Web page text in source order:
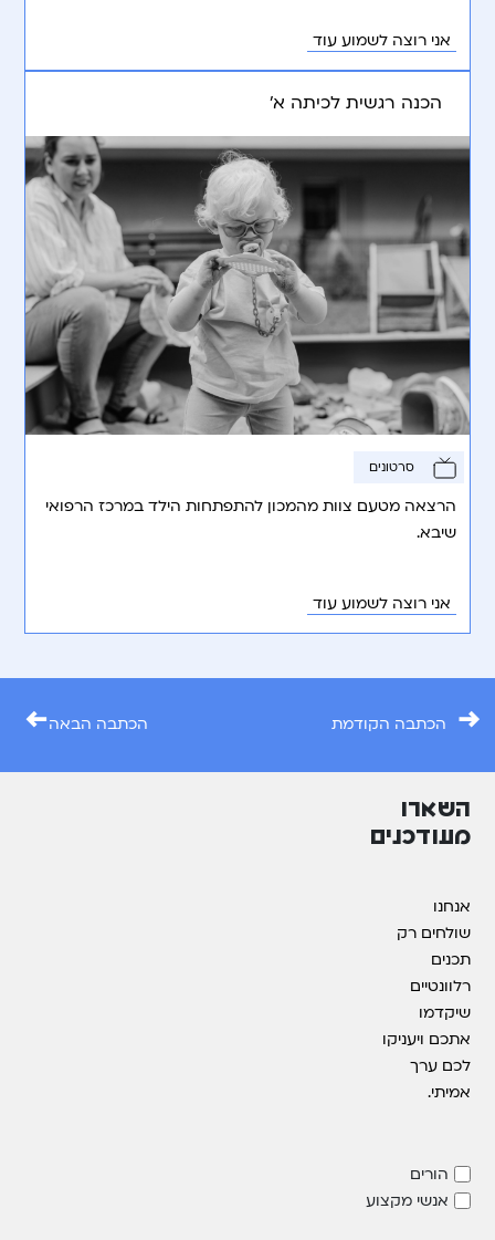
אני רוצה לשמוע עוד
הכנה רגשית לכיתה א’
סרטונים
הרצאה מטעם צוות מהמכון להתפתחות הילד במרכז הרפואי
שיבא.
אני רוצה לשמוע עוד
→ הכתבה הקודמת הכתבה הבאה←
השארו
מעודכנים
אנחנו
שולחים רק
תכנים
רלוונטיים
שיקדמו
אתכם ויעניקו
לכם ערך
אמיתי.
הורים
אנשי מקצוע